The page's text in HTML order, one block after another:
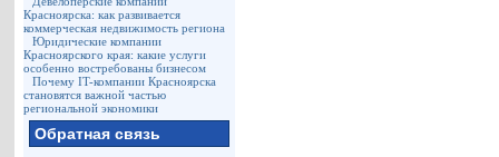
Красноярска: как развивается
коммерческая недвижимость региона
Юридические компании
Красноярского края: какие услуги
особенно востребованы бизнесом
Почему IT-компании Красноярска
становятся важной частью
региональной экономики
Обратная связь